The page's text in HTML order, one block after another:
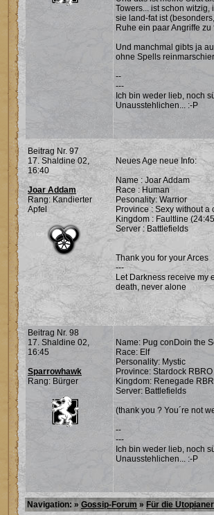
Towers... ist schon
sie land-fat ist
Ruhe ein paar Angriffe
Und manchmal gibts ja
ohne Spells
--
---
Ich bin weder lieb, noch
Unausstehlichen... :-P
Beitrag Nr. 97
17. Shaldine 02,
16:40
Joar Addam
Rang: Kandierter
Apfel
Neues Age neue Info:
Name : Joar Addam
Race : Human
Pesonality: Warrior
Province : Sexy without a
Kingdom : Faultline
Server : Battlefields
Thank you for your Arces
---
Let Darkness receive my
death, never alone
Beitrag Nr. 98
17. Shaldine 02,
16:45
Sparrowhawk
Rang: Bürger
Name: Pug conDoin the
Race: Elf
Personality: Mystic
Province: Stardock RBRO
Kingdom: Renegade
Server: Battlefields
(thank you ? You´re not
--
---
Ich bin weder lieb, noch
Unausstehlichen... :-P
Navigation: » Gossip-Forum » Für die Utopianer